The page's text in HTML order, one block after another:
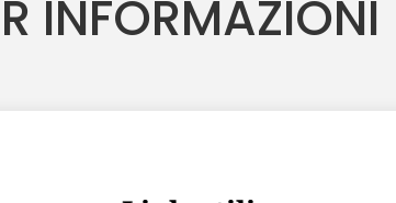
INFORMAZIONI